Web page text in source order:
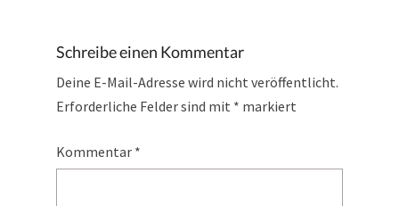
Schreibe einen Kommentar
Deine E-Mail-Adresse wird nicht veröffentlicht.
Erforderliche Felder sind mit * markiert
Kommentar *